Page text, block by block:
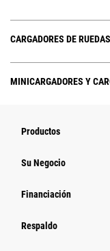
CARGADORES DE RUEDAS
MINICARGADORES Y
Productos
Su Negocio
Financiación
Respaldo